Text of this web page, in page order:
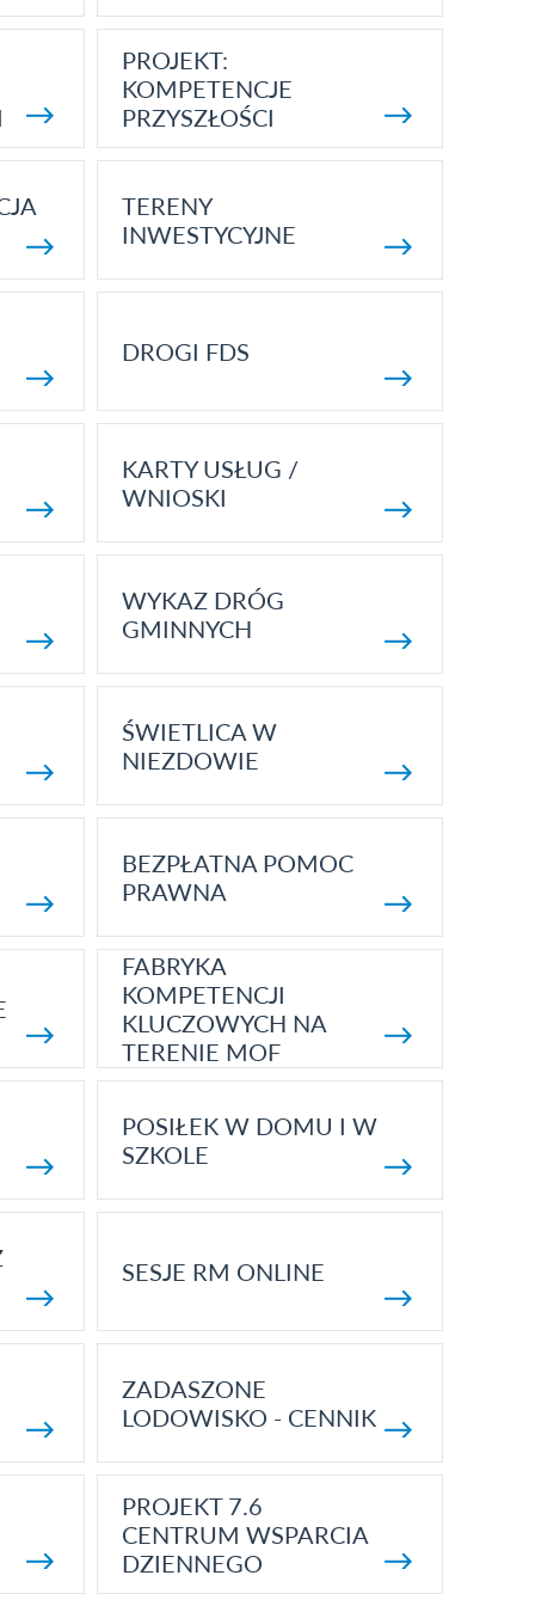
PROJEKT:
KOMPETENCJE
PRZYSZŁOŚCI
TERENY
INWESTYCYJNE
DROGI FDS
KARTY USŁUG /
WNIOSKI
WYKAZ DRÓG
GMINNYCH
ŚWIETLICA W
NIEZDOWIE
BEZPŁATNA POMOC
PRAWNA
FABRYKA
KOMPETENCJI
KLUCZOWYCH NA
TERENIE MOF
POSIŁEK W DOMU I W
SZKOLE
SESJE RM ONLINE
ZADASZONE
LODOWISKO - CENNIK
PROJEKT 7.6
CENTRUM WSPARCIA
DZIENNEGO